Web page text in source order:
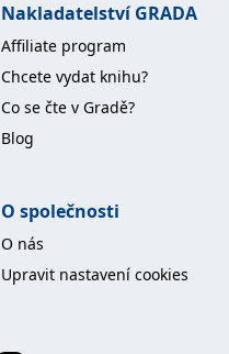
Nakladatelství GRADA
Affiliate program
Chcete vydat knihu?
Co se čte v Gradě?
Blog
O společnosti
O nás
Upravit nastavení cookies